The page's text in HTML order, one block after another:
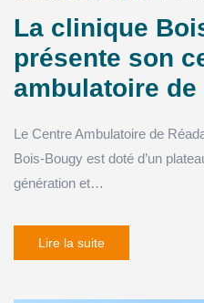
La clinique
présente son
ambulatoire
Le Centre Ambulatoire de
Bois-Bougy est doté d’un
génération et…
Lire la suite